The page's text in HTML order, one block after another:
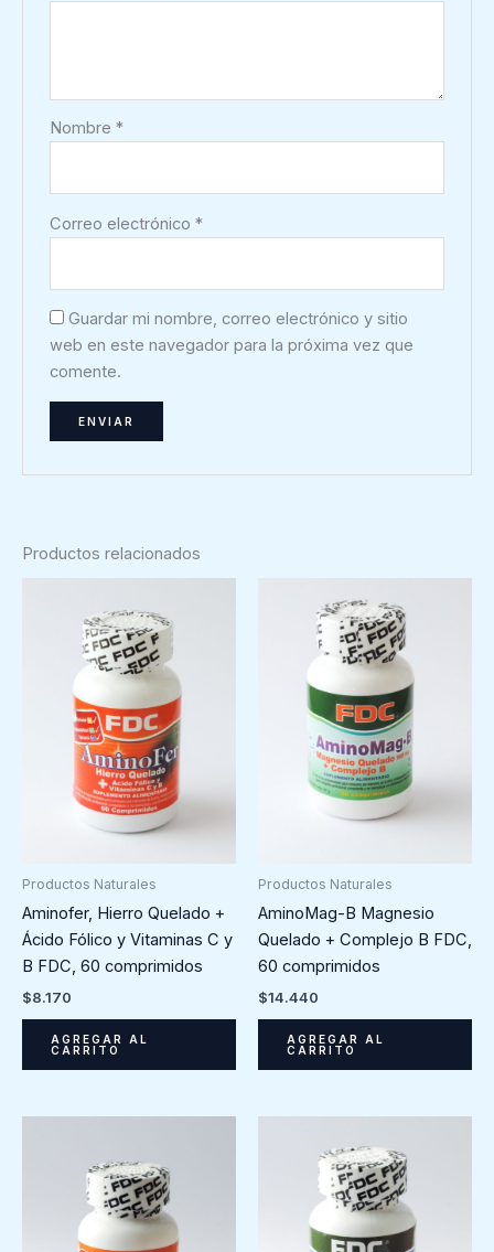
Nombre*
Correo electrónico*
Guardar mi nombre, correo electrónico y sitio
web en este navegador para la próxima vez que
comente.
Productos relacionados
Productos Naturales
Aminofer, Hierro Quelado +
Ácido Fólico y Vitaminas C y
B FDC, 60 comprimidos
$8.170
AGREGAR AL
CARRITO
Productos Naturales
AminoMag-B Magnesio
Quelado + Complejo B FDC,
60 comprimidos
$14.440
AGREGAR AL
CARRITO